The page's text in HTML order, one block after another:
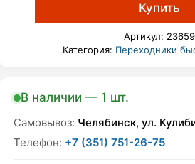
Купить
Артикул: 23659
Категория: Переходники
В наличии — 1 шт.
Самовывоз: Челябинск, ул.
Телефон: +7 (351) 751-26-75